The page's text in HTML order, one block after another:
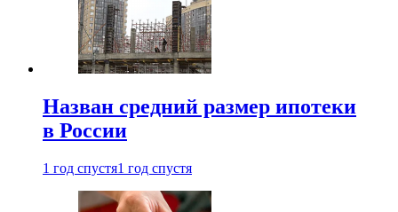
Назван средний размер ипотеки
в России
1 год спустя1 год спустя